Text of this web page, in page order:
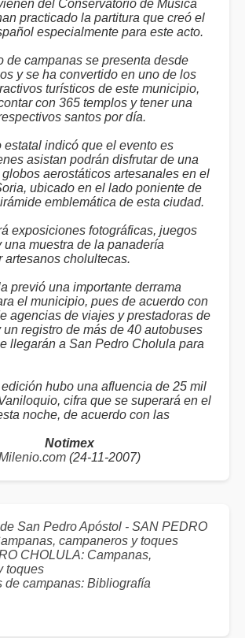
del Conservatorio de Música
practicado la partitura que creó el
especialmente para este acto.
de campanas se presenta desde
y se ha convertido en uno de los
turísticos de este municipio,
con 365 templos y tener una
santos por día.
estatal indicó que el evento es
asistan podrán disfrutar de una
aerostáticos artesanales en el
ubicado en el lado poniente de
emblemática de esta ciudad.
exposiciones fotográficas, juegos
una muestra de la panadería
artesanos cholultecas.
previó una importante derrama
el municipio, pues de acuerdo con
agencias de viajes y prestadoras de
registro de más de 40 autobuses
llegarán a San Pedro Cholula para
hubo una afluencia de 25 mil
cifra que se superará en el
noche, de acuerdo con las
Notimex
(24-11-2007)
San Pedro Apóstol - SAN PEDRO
campaneros y toques
CHOLULA: Campanas,
toques
de campanas: Bibliografía